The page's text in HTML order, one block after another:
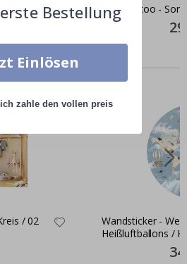
Wandtattoo -
produkte
/ 02
Wandsticker -
Heißluftballons /
Bestellung
Einlösen
zahle den vollen preis